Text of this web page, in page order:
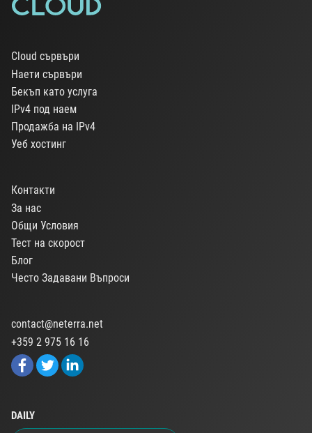
Cloud сървъри
Наети сървъри
Бекъп като услуга
IPv4 под наем
Продажба на IPv4
Уеб хостинг
Контакти
За нас
Общи Условия
Тест на скорост
Блог
Често Задавани Въпроси
contact@neterra.net
+359 2 975 16 16
DAILY